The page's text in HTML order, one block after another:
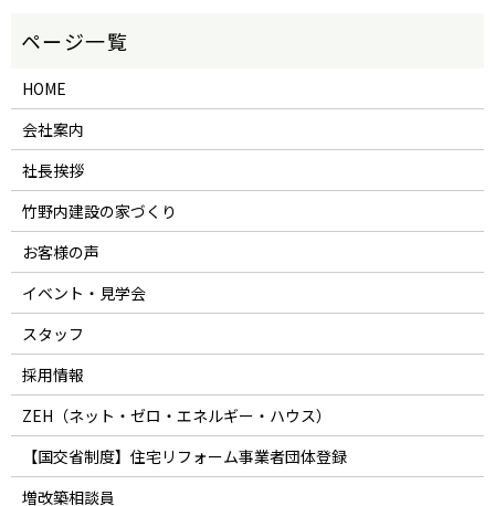
HOME
会社案内
社長挨拶
竹野内建設の家づくり
お客様の声
イベント・見学会
スタッフ
採用情報
ZEH（ネット・ゼロ・エネルギー・ハウス）
【国交省制度】住宅リフォーム事業者団体登録
増改築相談員